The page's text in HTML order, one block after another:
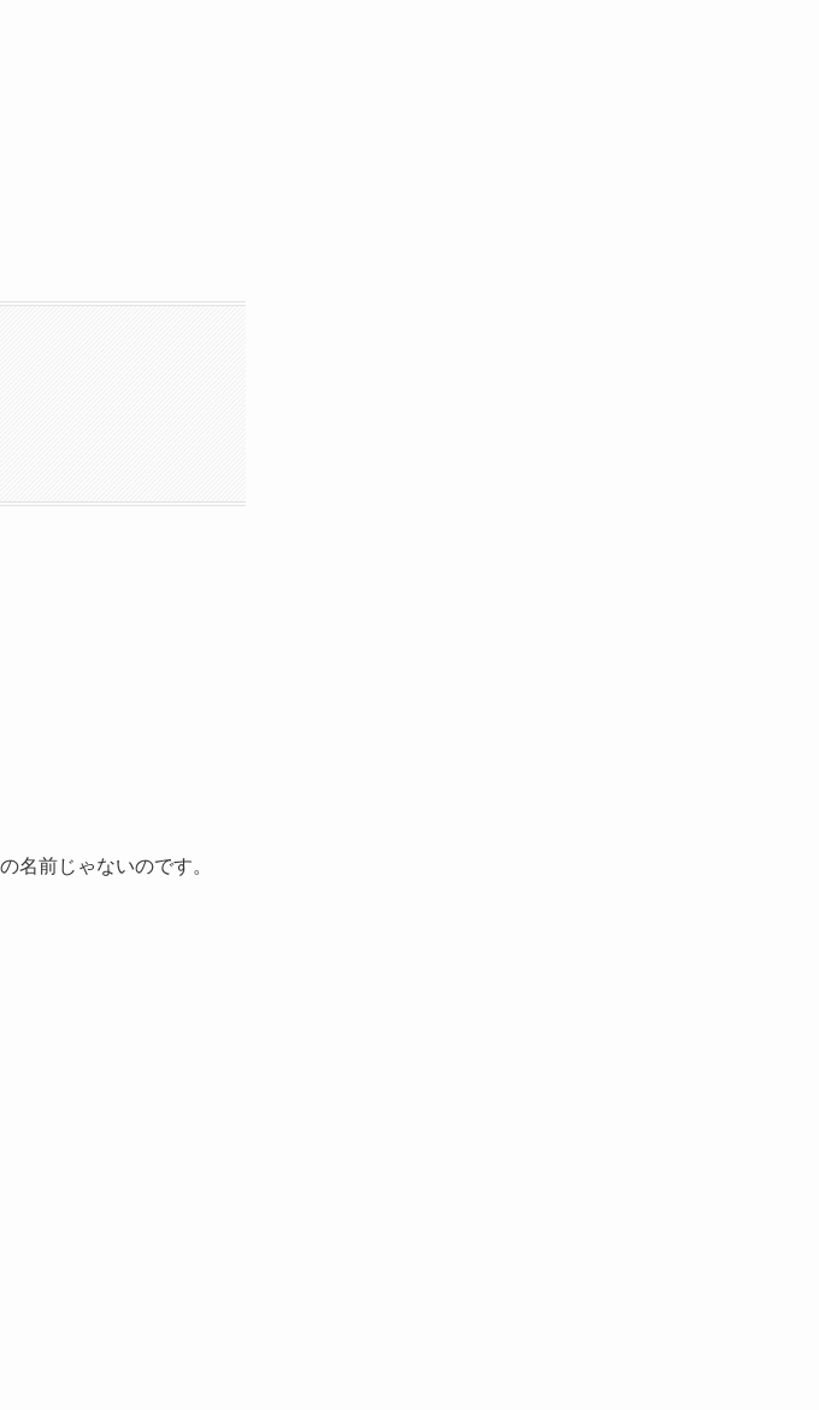
名前じゃないのです。